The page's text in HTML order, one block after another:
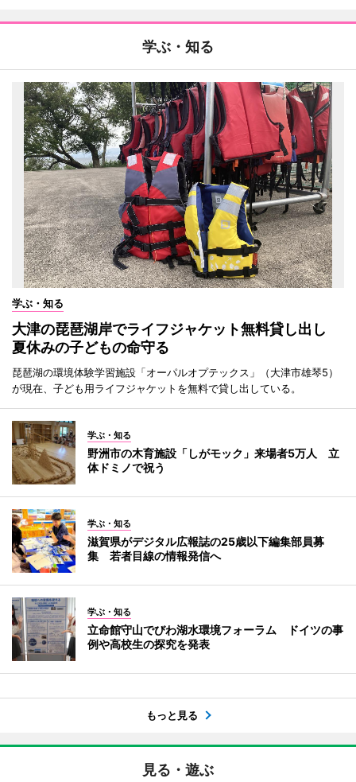
学ぶ・知る
学ぶ・知る
大津の琵琶湖岸でライフジャケット無料貸し出し
夏休みの子どもの命守る
琵琶湖の環境体験学習施設「オーパルオプテックス」（大津市雄琴5）
が現在、子ども用ライフジャケットを無料で貸し出している。
学ぶ・知る
野洲市の木育施設「しがモック」来場者5万人 立
体ドミノで祝う
学ぶ・知る
滋賀県がデジタル広報誌の25歳以下編集部員募
集 若者目線の情報発信へ
学ぶ・知る
立命館守山でびわ湖水環境フォーラム ドイツの事
例や高校生の探究を発表
もっと見る
見る・遊ぶ